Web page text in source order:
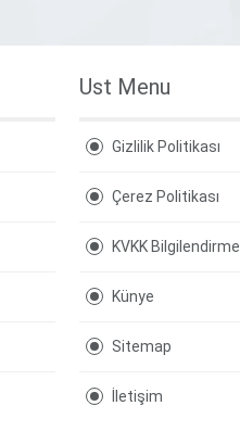
Ust Menu
Gizlilik Politikası
Çerez Politikası
KVKK Bilgilendirme
Künye
Sitemap
İletişim